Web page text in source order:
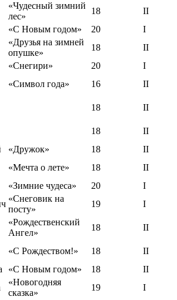
«Чудесный зимний
лес»
18
II
«С Новым годом» 20
I
«Друзья на зимней
опушке»
18
II
«Снегири» 20
I
«Символ года» 16 II
18 II
18
II
«Дружок» 18
II
«Мечта о лете» 18
II
«Зимние чудеса» 20
I
«Снеговик на
посту»
19 I
«Рождественский
Ангел»
18 II
«С Рождеством!» 18
II
«С Новым годом» 18
II
«Новогодняя
сказка»
19 I